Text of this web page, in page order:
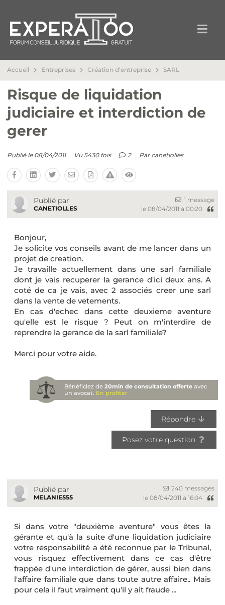
Accueil Entreprises Création d'entreprise SARL
Risque de liquidation
judiciaire et interdiction de
gerer
Publié le 08/04/2011 Vu 5430 fois 2 Par canetiolles
Publié par
CANETIOLLES
1 message
le 08/04/2011 à 00:20
Bonjour,
Je solicite vos conseils avant de me lancer dans un
projet de creation.
Je travaille actuellement dans une sarl familiale
dont je vais recuperer la gerance d'ici deux ans. A
coté de ca je vais, avec 2 associés creer une sarl
dans la vente de vetements.
En cas d'echec dans cette deuxieme aventure
qu'elle est le risque ? Peut on m'interdire de
reprendre la gerance de la sarl familiale?
Merci pour votre aide.
Bénéficiez de20min de consultation offerte avec
un avocat. En profiter
Répondre
Posez votre question
Publié par
MELANIE555
240 messages
le 08/04/2011 à 16:04
Si dans votre "deuxième aventure" vous êtes la
gérante et qu'à la suite d'une liquidation judiciaire
votre responsabilité a été reconnue par le Tribunal,
vous risquez effectivement dans ce cas d'être
frappée d'une interdiction de gérer, aussi bien dans
l'affaire familiale que dans toute autre affaire.. Mais
pour cela il faut vraiment qu'il y ait fraude ...